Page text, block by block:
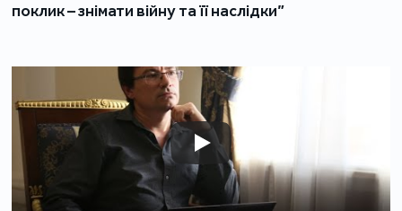
поклик – знімати війну та її наслідки”